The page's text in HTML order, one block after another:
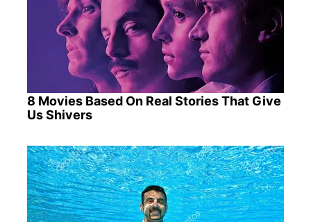
8 Movies Based On Real Stories That Give
Us Shivers